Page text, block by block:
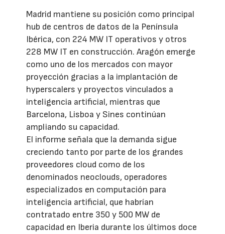
Madrid mantiene su posición como principal
hub de centros de datos de la Península
Ibérica, con 224 MW IT operativos y otros
228 MW IT en construcción. Aragón emerge
como uno de los mercados con mayor
proyección gracias a la implantación de
hyperscalers y proyectos vinculados a
inteligencia artificial, mientras que
Barcelona, Lisboa y Sines continúan
ampliando su capacidad.
El informe señala que la demanda sigue
creciendo tanto por parte de los grandes
proveedores cloud como de los
denominados neoclouds, operadores
especializados en computación para
inteligencia artificial, que habrían
contratado entre 350 y 500 MW de
capacidad en Iberia durante los últimos doce